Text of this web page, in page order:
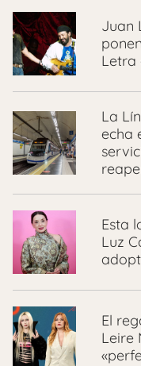
Juan
Letra
La
echa
Esta
Luz
El
Leire